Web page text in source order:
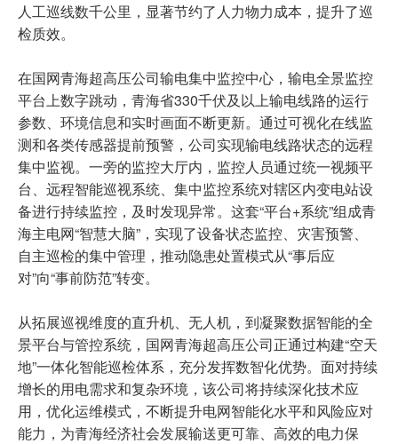
人工巡线数千公里，显著节约了人力物力成本，提升了巡
检质效。
在国网青海超高压公司输电集中监控中心，输电全景监控
平台上数字跳动，青海省330千伏及以上输电线路的运行
参数、环境信息和实时画面不断更新。通过可视化在线监
测和各类传感器提前预警，公司实现输电线路状态的远程
集中监视。一旁的监控大厅内，监控人员通过统一视频平
台、远程智能巡视系统、集中监控系统对辖区内变电站设
备进行持续监控，及时发现异常。这套“平台+系统”组成青
海主电网“智慧大脑”，实现了设备状态监控、灾害预警、
自主巡检的集中管理，推动隐患处置模式从“事后应
对”向“事前防范”转变。
从拓展巡视维度的直升机、无人机，到凝聚数据智能的全
景平台与管控系统，国网青海超高压公司正通过构建“空天
地”一体化智能巡检体系，充分发挥数智化优势。面对持续
增长的用电需求和复杂环境，该公司将持续深化技术应
用，优化运维模式，不断提升电网智能化水平和风险应对
能力，为青海经济社会发展输送更可靠、高效的电力保